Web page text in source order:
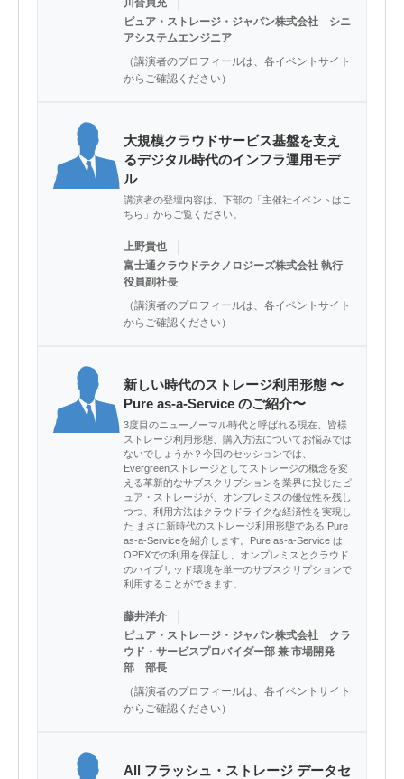
ピュア・ストレージ・ジャパン株式会社 シニ
アシステムエンジニア
（講演者のプロフィールは、各イベントサイト
からご確認ください）
大規模クラウドサービス基盤を支え
るデジタル時代のインフラ運用モデ
ル
講演者の登壇内容は、下部の「主催社イベントはこ
ちら」からご覧ください。
上野貴也
富士通クラウドテクノロジーズ株式会社 執行
役員副社長
（講演者のプロフィールは、各イベントサイト
からご確認ください）
新しい時代のストレージ利用形態 〜
Pure as-a-Service のご紹介〜
3度目のニューノーマル時代と呼ばれる現在、皆様
ストレージ利用形態、購入方法についてお悩みでは
ないでしょうか？今回のセッションでは、
Evergreenストレージとしてストレージの概念を変
える革新的なサブスクリプションを業界に投じたピ
ュア・ストレージが、オンプレミスの優位性を残し
つつ、利用方法はクラウドライクな経済性を実現し
た まさに新時代のストレージ利用形態である Pure
as-a-Serviceを紹介します。Pure as-a-Service は
OPEXでの利用を保証し、オンプレミスとクラウド
のハイブリッド環境を単一のサブスクリプションで
利用することができます。
藤井洋介
ピュア・ストレージ・ジャパン株式会社 クラ
ウド・サービスプロバイダー部 兼 市場開発
部 部長
（講演者のプロフィールは、各イベントサイト
からご確認ください）
All フラッシュ・ストレージ データセ